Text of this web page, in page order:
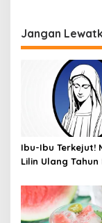
Jangan
Ibu-Ibu Terkejut!
Lilin Ulang Tahun